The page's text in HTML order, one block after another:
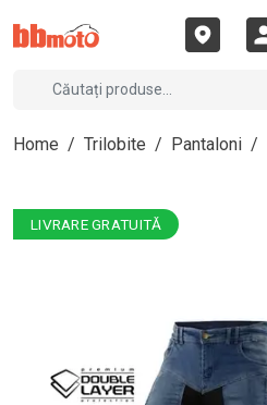
Home / Trilobite / Pantaloni /
LIVRARE GRATUITĂ